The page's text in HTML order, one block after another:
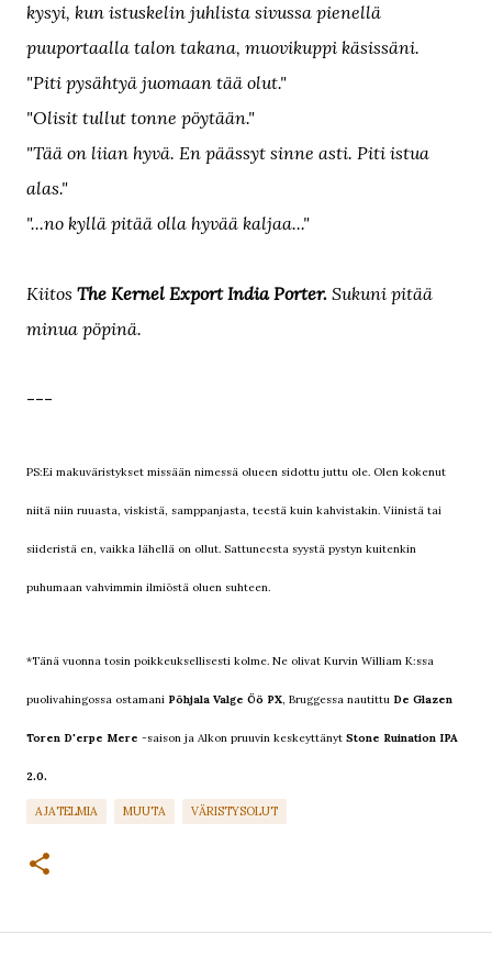
kysyi, kun istuskelin juhlista sivussa pienellä
puuportaalla talon takana, muovikuppi käsissäni.
"Piti pysähtyä juomaan tää olut."
"Olisit tullut tonne pöytään."
"Tää on liian hyvä. En päässyt sinne asti. Piti istua
alas."
"...no kyllä pitää olla hyvää kaljaa..."
Kiitos The Kernel Export India Porter. Sukuni pitää
minua pöpinä.
---
PS:Ei makuväristykset missään nimessä olueen sidottu juttu ole. Olen kokenut
niitä niin ruuasta, viskistä, samppanjasta, teestä kuin kahvistakin. Viinistä tai
siideristä en, vaikka lähellä on ollut. Sattuneesta syystä pystyn kuitenkin
puhumaan vahvimmin ilmiöstä oluen suhteen.
*Tänä vuonna tosin poikkeuksellisesti kolme. Ne olivat Kurvin William K:ssa
puolivahingossa ostamani Põhjala Valge Öö PX, Bruggessa nautittu De Glazen
Toren D'erpe Mere -saison ja Alkon pruuvin keskeyttänyt Stone Ruination IPA
2.0.
AJATELMIA MUUTA VÄRISTYSOLUT